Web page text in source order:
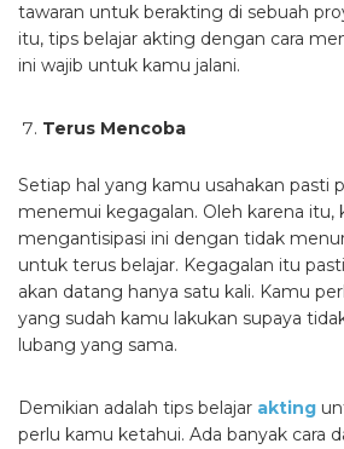
tawaran untuk berakting di sebuah
itu, tips belajar akting dengan cara
ini wajib untuk kamu jalani.
Terus Mencoba
Setiap hal yang kamu usahakan pasti
menemui kegagalan. Oleh karena itu,
mengantisipasi ini dengan tidak
untuk terus belajar. Kegagalan itu
akan datang hanya satu kali. Kamu
yang sudah kamu lakukan supaya
lubang yang sama.
Demikian adalah tips belajar akting
perlu kamu ketahui. Ada banyak cara